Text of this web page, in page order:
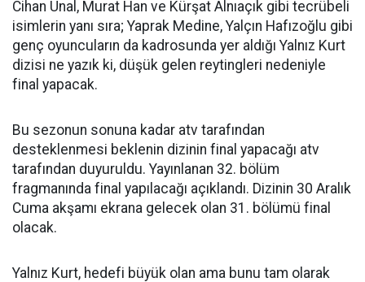
Cihan Ünal, Murat Han ve Kürşat Alnıaçık gibi tecrübeli
isimlerin yanı sıra; Yaprak Medine, Yalçın Hafızoğlu gibi
genç oyuncuların da kadrosunda yer aldığı Yalnız Kurt
dizisi ne yazık ki, düşük gelen reytingleri nedeniyle
final yapacak.
Bu sezonun sonuna kadar atv tarafından
desteklenmesi beklenin dizinin final yapacağı atv
tarafından duyuruldu. Yayınlanan 32. bölüm
fragmanında final yapılacağı açıklandı. Dizinin 30 Aralık
Cuma akşamı ekrana gelecek olan 31. bölümü final
olacak.
Yalnız Kurt, hedefi büyük olan ama bunu tam olarak